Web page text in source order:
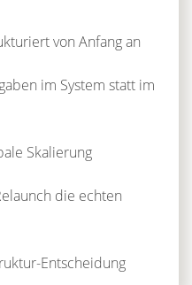
von Anfang an
im System statt im
Skalierung
die echten
Entscheidung